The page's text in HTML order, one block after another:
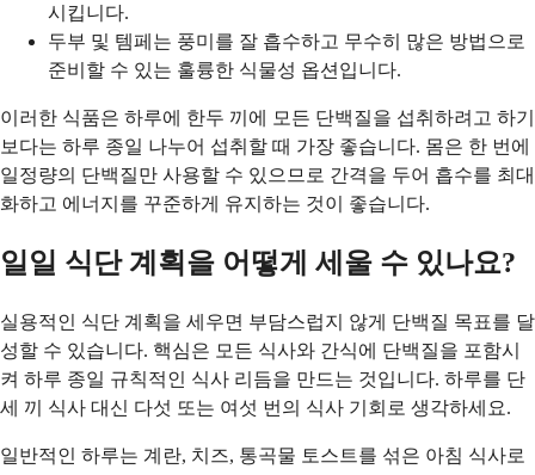
시킵니다.
두부 및 템페는 풍미를 잘 흡수하고 무수히 많은 방법으로
준비할 수 있는 훌륭한 식물성 옵션입니다.
이러한 식품은 하루에 한두 끼에 모든 단백질을 섭취하려고 하기
보다는 하루 종일 나누어 섭취할 때 가장 좋습니다. 몸은 한 번에
일정량의 단백질만 사용할 수 있으므로 간격을 두어 흡수를 최대
화하고 에너지를 꾸준하게 유지하는 것이 좋습니다.
일일 식단 계획을 어떻게 세울 수 있나요?
실용적인 식단 계획을 세우면 부담스럽지 않게 단백질 목표를 달
성할 수 있습니다. 핵심은 모든 식사와 간식에 단백질을 포함시
켜 하루 종일 규칙적인 식사 리듬을 만드는 것입니다. 하루를 단
세 끼 식사 대신 다섯 또는 여섯 번의 식사 기회로 생각하세요.
일반적인 하루는 계란, 치즈, 통곡물 토스트를 섞은 아침 식사로